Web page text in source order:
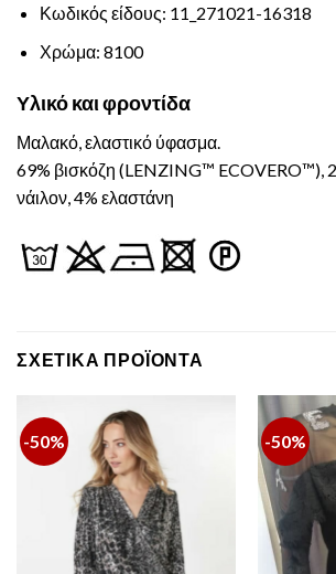
Κωδικός είδους: 11_271021-16318
Χρώμα: 8100
Υλικό και φροντίδα
Μαλακό, ελαστικό ύφασμα.
69% βισκόζη (LENZING™ ECOVERO™),
νάιλον, 4% ελαστάνη
ΣΧΕΤΙΚΆ ΠΡΟΪΌΝΤΑ
-50% -50%